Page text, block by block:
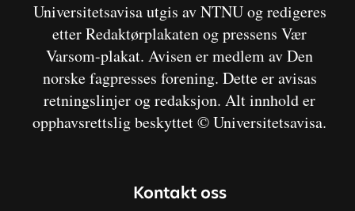
Universitetsavisa utgis av NTNU og redigeres
etter Redaktørplakaten og pressens Vær
Varsom-plakat. Avisen er medlem av Den
norske fagpresses forening. Dette er avisas
retningslinjer og redaksjon. Alt innhold er
opphavsrettslig beskyttet © Universitetsavisa.
Kontakt oss